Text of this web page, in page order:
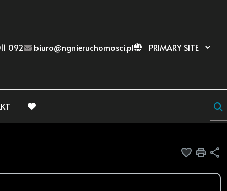
092 biuro@ngnieruchomosci.pl
favorite
Dodaj